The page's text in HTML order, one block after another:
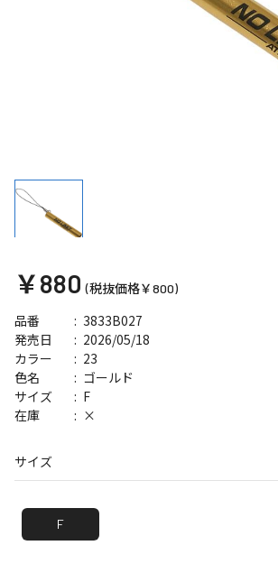
￥880 (税抜価格￥800)
品番 3833B027
発売日 2026/05/18
サイズ F
カラー 23
在庫 ×
色名 ゴールド
サイズ
F